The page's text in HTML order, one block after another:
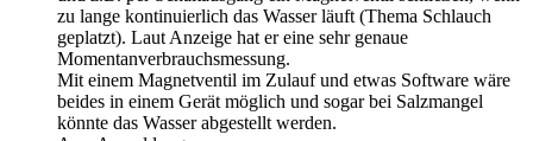
zu lange kontinuierlich das Wasser läuft (Thema Schlauch
geplatzt). Laut Anzeige hat er eine sehr genaue
Momentanverbrauchsmessung.
Mit einem Magnetventil im Zulauf und etwas Software wäre
beides in einem Gerät möglich und sogar bei Salzmangel
könnte das Wasser abgestellt werden.